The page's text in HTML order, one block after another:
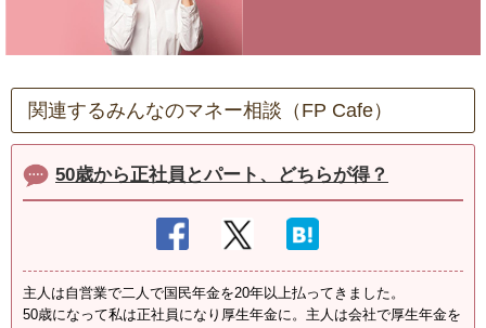
関連するみんなのマネー相談（FP Cafe）
50歳から正社員とパート、どちらが得？
主人は自営業で二人で国民年金を20年以上払ってきました。
50歳になって私は正社員になり厚生年金に。主人は会社で厚生年金を